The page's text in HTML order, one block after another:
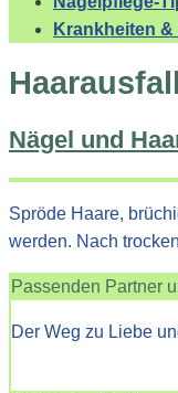
Krankheiten
Nägel und
Spröde Haare,
werden. Nach
Passenden Partner
Der Weg zu Liebe